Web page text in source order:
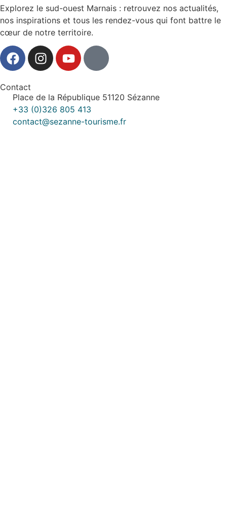
Explorez le sud-ouest Marnais : retrouvez nos actualités,
nos inspirations et tous les rendez-vous qui font battre le
cœur de notre territoire.
Contact
Place de la République 51120 Sézanne
+33 (0)326 805 413
contact@sezanne-tourisme.fr